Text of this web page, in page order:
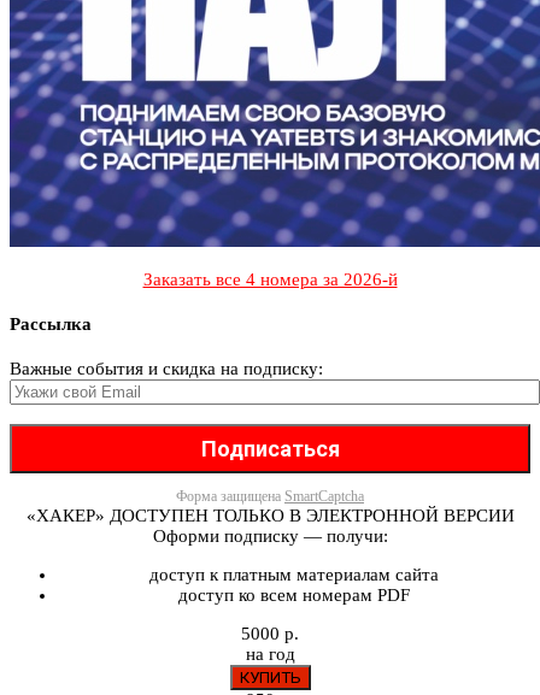
Заказать все 4 номера за 2026-й
Рассылка
Важные события и скидка на подписку:
Форма защищена SmartCaptcha
«ХАКЕР» ДОСТУПЕН ТОЛЬКО В ЭЛЕКТРОННОЙ ВЕРСИИ
Оформи подписку — получи:
доступ к платным материалам сайта
доступ ко всем номерам PDF
5000 р.
на год